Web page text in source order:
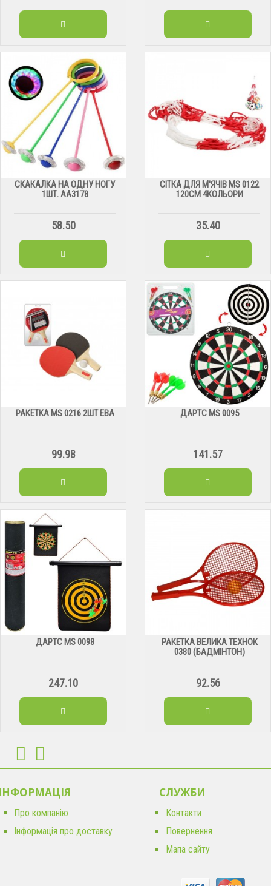
СКАКАЛКА НА ОДНУ НОГУ
1ШТ. АА3178
58.50
СІТКА ДЛЯ М'ЯЧІВ МS 0122
120СМ 4КОЛЬОРИ
35.40
РАКЕТКА MS 0216 2ШТ ЕВА
99.98
ДАРТС МS 0095
141.57
ДАРТС МS 0098
247.10
РАКЕТКА ВЕЛИКА ТЕХНОК
0380 (БАДМІНТОН)
92.56
Про компанію
Інформація про доставку
CЛУЖБИ
Контакти
Повернення
Мапа сайту